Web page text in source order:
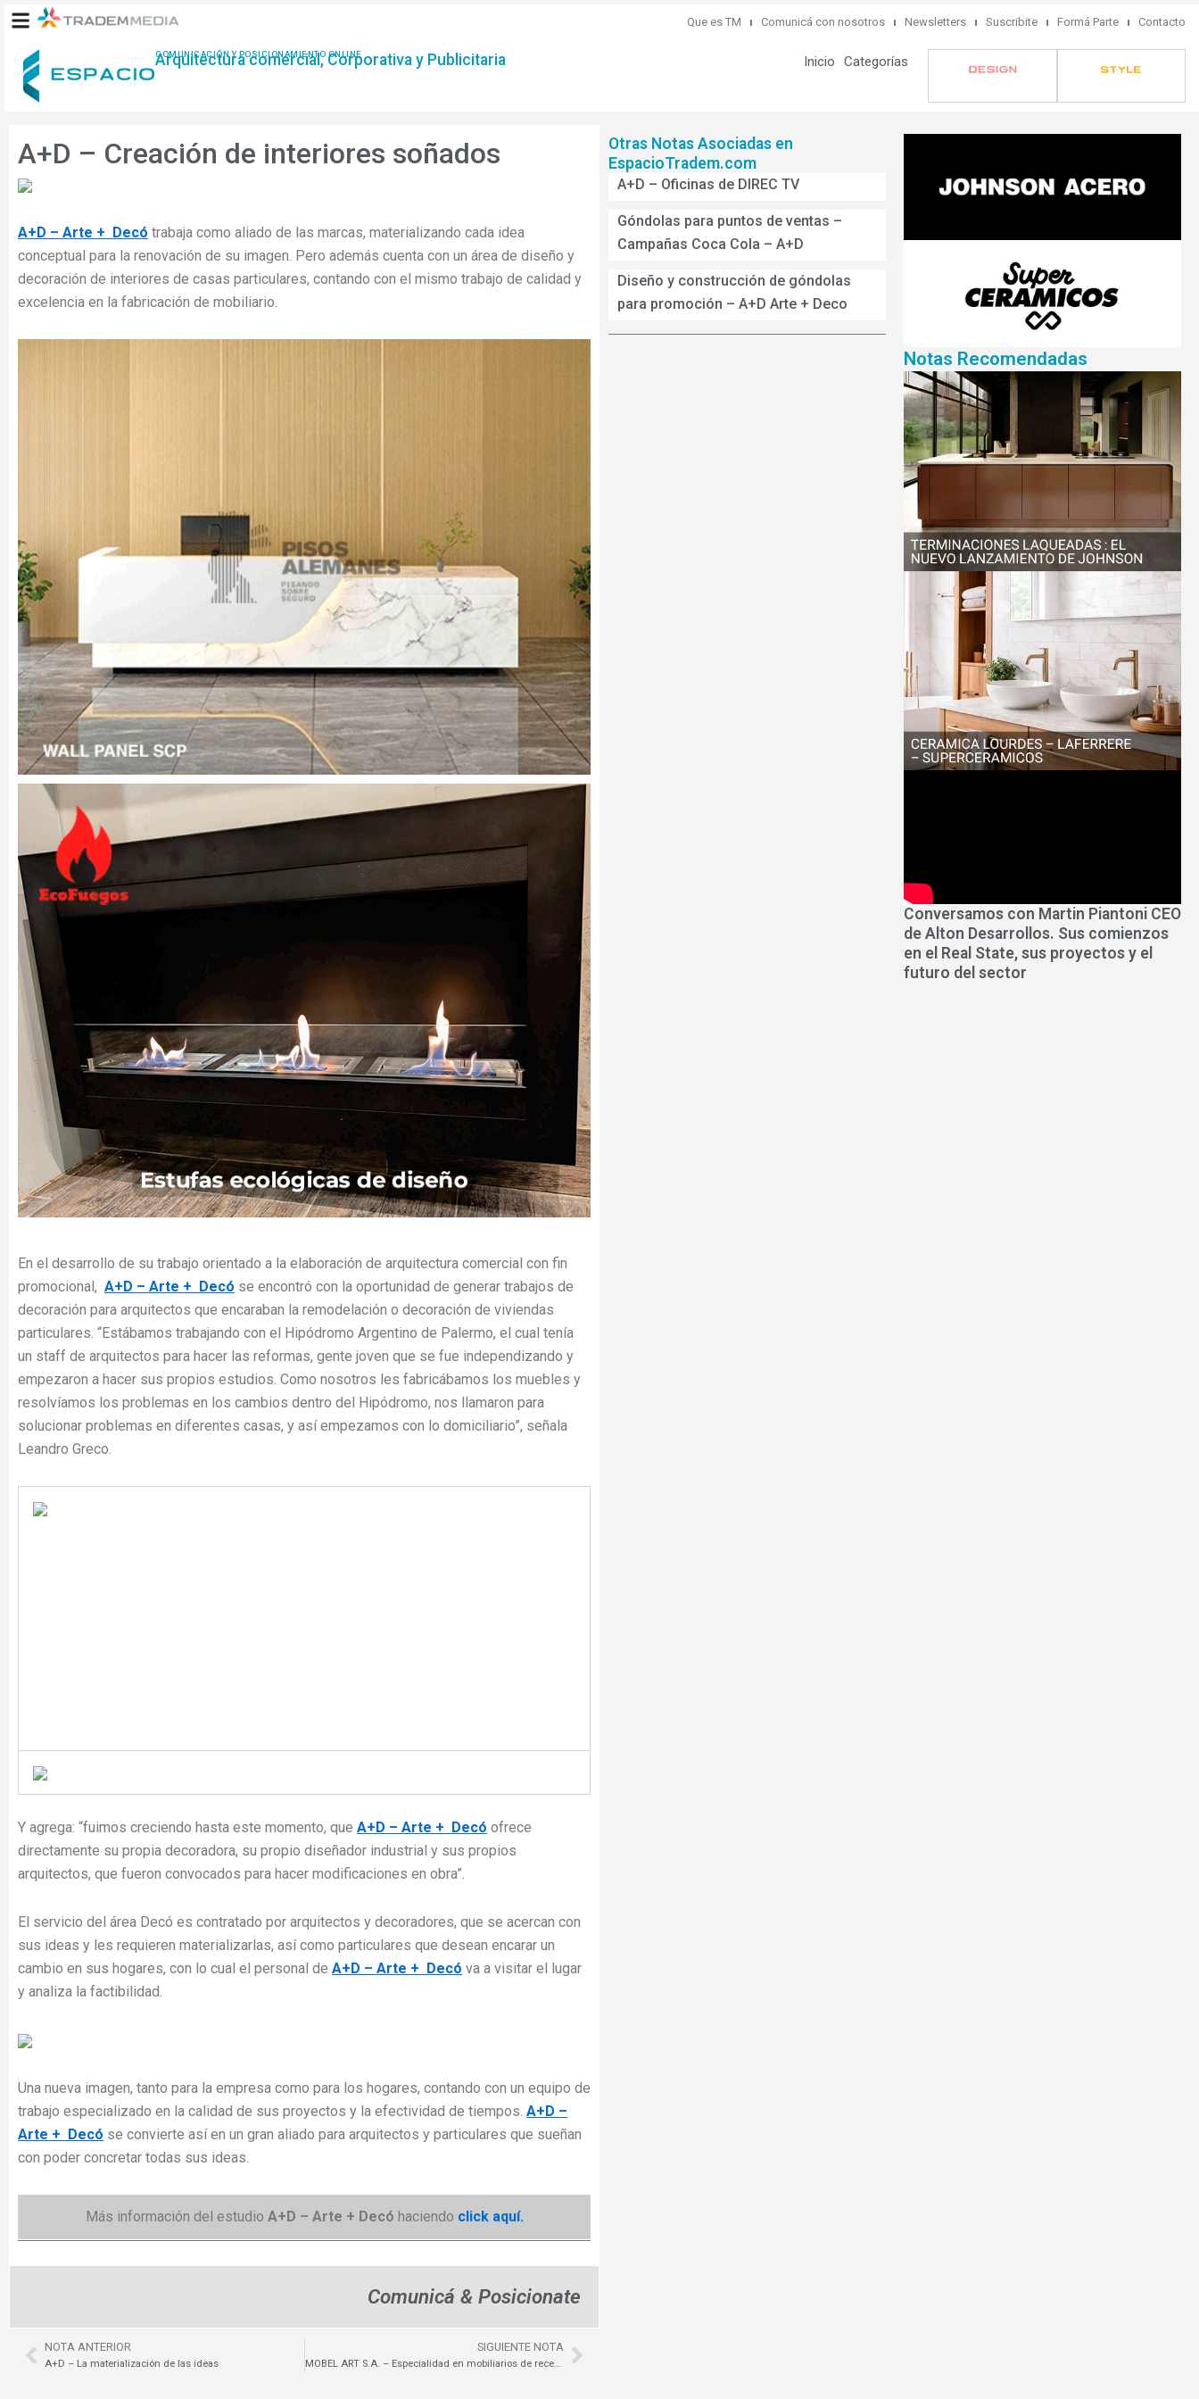
contenido
Que es TM Comunicá con nosotros Newsletters Suscribite Formá Parte Contacto
COMUNICACIÓN Y POSICIONAMIENTO ONLINE
Arquitectura comercial, Corporativa y Publicitaria Inicio Categorías
A+D – Creación de interiores soñados
A+D – Arte + Decó trabaja como aliado de las marcas, materializando cada idea
conceptual para la renovación de su imagen. Pero además cuenta con un área de diseño y
decoración de interiores de casas particulares, contando con el mismo trabajo de calidad y
excelencia en la fabricación de mobiliario.
En el desarrollo de su trabajo orientado a la elaboración de arquitectura comercial con fin
promocional, A+D – Arte + Decó se encontró con la oportunidad de generar trabajos de
decoración para arquitectos que encaraban la remodelación o decoración de viviendas
particulares. “Estábamos trabajando con el Hipódromo Argentino de Palermo, el cual tenía
un staff de arquitectos para hacer las reformas, gente joven que se fue independizando y
empezaron a hacer sus propios estudios. Como nosotros les fabricábamos los muebles y
resolvíamos los problemas en los cambios dentro del Hipódromo, nos llamaron para
solucionar problemas en diferentes casas, y así empezamos con lo domiciliario”, señala
Leandro Greco.
Y agrega: “fuimos creciendo hasta este momento, que A+D – Arte + Decó ofrece
directamente su propia decoradora, su propio diseñador industrial y sus propios
arquitectos, que fueron convocados para hacer modificaciones en obra”.
El servicio del área Decó es contratado por arquitectos y decoradores, que se acercan con
sus ideas y les requieren materializarlas, así como particulares que desean encarar un
cambio en sus hogares, con lo cual el personal de A+D – Arte + Decó va a visitar el lugar
y analiza la factibilidad.
Una nueva imagen, tanto para la empresa como para los hogares, contando con un equipo de
trabajo especializado en la calidad de sus proyectos y la efectividad de tiempos. A+D –
Arte + Decó se convierte así en un gran aliado para arquitectos y particulares que sueñan
con poder concretar todas sus ideas.
Más información del estudio A+D – Arte + Decó haciendo click aquí.
Comunicá & Posicionate
Prev
NOTA ANTERIOR
A+D – La materialización de las ideas
SIGUIENTE NOTA
MOBEL ART S.A. – Especialidad en mobiliarios de recepción Next
Otras Notas Asociadas en
EspacioTradem.com
A+D – Oficinas de DIREC TV
Góndolas para puntos de ventas –
Campañas Coca Cola – A+D
Diseño y construcción de góndolas
para promoción – A+D Arte + Deco
Notas Recomendadas
Conversamos con Martin Piantoni CEO
de Alton Desarrollos. Sus comienzos
en el Real State, sus proyectos y el
futuro del sector